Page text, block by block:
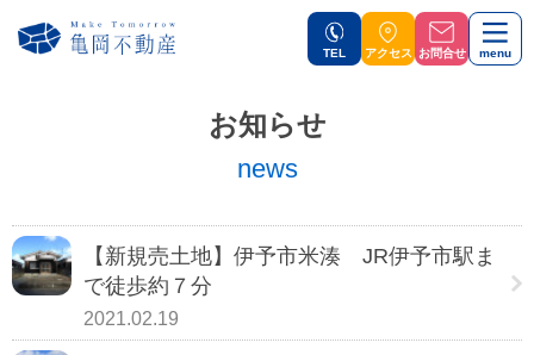
TEL アクセス お問合せ menu
お知らせ
news
【新規売土地】伊予市米湊 JR伊予市駅ま
で徒歩約７分
2021.02.19